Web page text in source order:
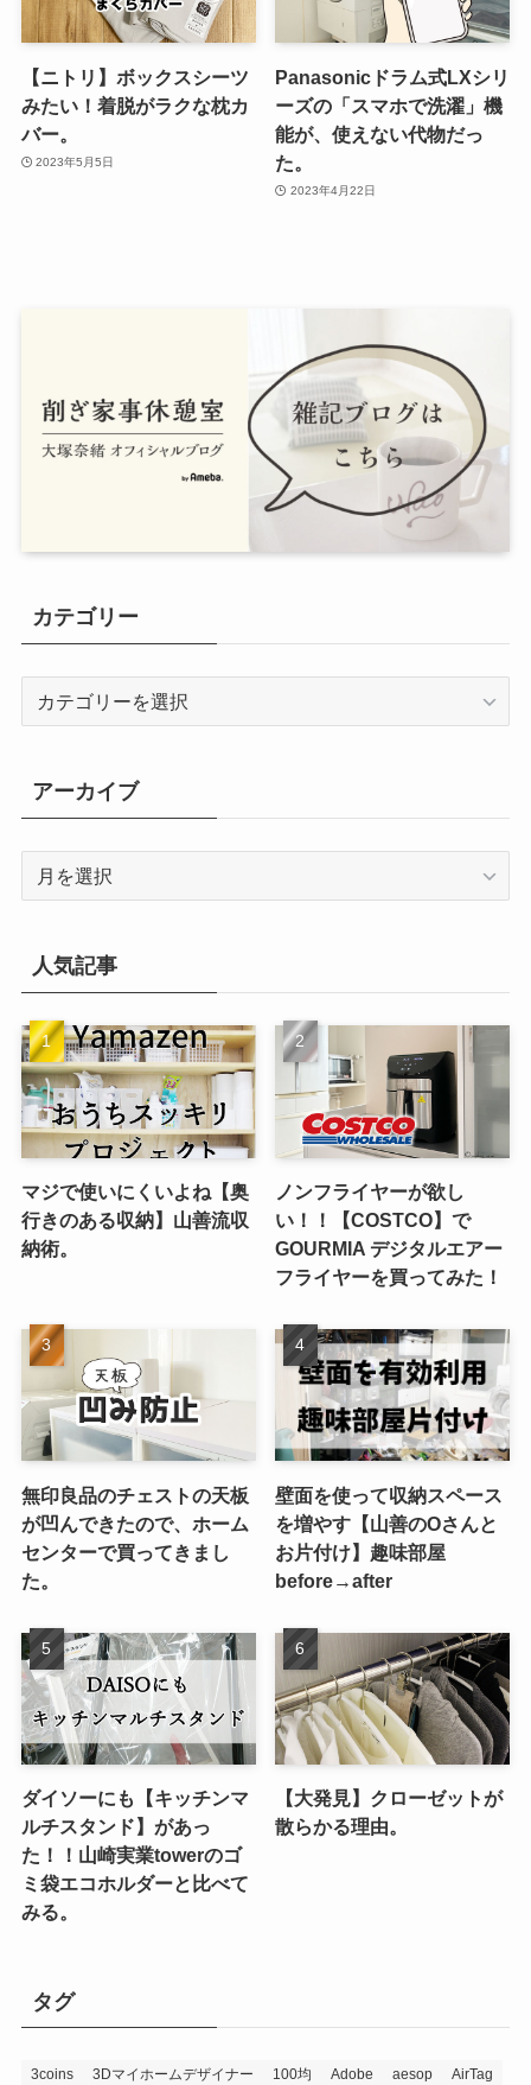
【ニトリ】ボックスシーツ
みたい！着脱がラクな枕カ
バー。
2023年5月5日
Panasonicドラム式LXシリ
ーズの「スマホで洗濯」機
能が、使えない代物だっ
た。
2023年4月22日
カテゴリー
リ
ー
アーカイブ
ブ
人気記事
マジで使いにくいよね【奥
行きのある収納】山善流収
納術。
ノンフライヤーが欲し
い！！【COSTCO】で
GOURMIA デジタルエアー
フライヤーを買ってみた！
無印良品のチェストの天板
が凹んできたので、ホーム
センターで買ってきまし
た。
壁面を使って収納スペース
を増やす【山善のOさんと
お片付け】趣味部屋
before→after
ダイソーにも【キッチンマ
ルチスタンド】があっ
た！！山崎実業towerのゴ
ミ袋エコホルダーと比べて
みる。
【大発見】クローゼットが
散らかる理由。
タグ
3coins 3Dマイホームデザイナー 100均 Adobe aesop
AirTag